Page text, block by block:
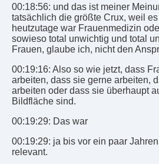
00:18:56: und das ist meiner
tatsächlich die größte Crux, weil
heutzutage war Frauenmedizin
sowieso total unwichtig und total
Frauen, glaube ich, nicht den
00:19:16: Also so wie jetzt, dass
arbeiten, dass sie gerne arbeiten,
arbeiten oder dass sie überhaupt
Bildfläche sind.
00:19:29: Das war
00:19:29: ja bis vor ein paar
relevant.